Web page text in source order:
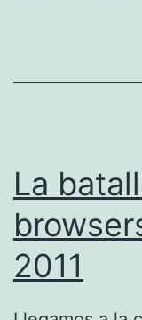
La
2011